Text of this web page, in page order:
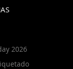
2026